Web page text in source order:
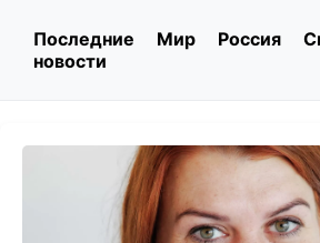
Последние
новости
Мир Россия